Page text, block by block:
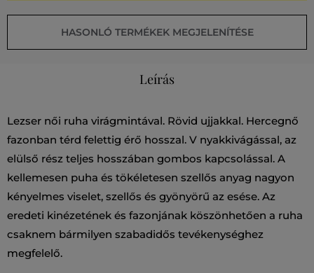
HASONLÓ TERMÉKEK MEGJELENÍTÉSE
Leírás
Lezser női ruha virágmintával. Rövid ujjakkal. Hercegnő
fazonban térd felettig érő hosszal. V nyakkivágással, az
elülső rész teljes hosszában gombos kapcsolással. A
kellemesen puha és tökéletesen szellős anyag nagyon
kényelmes viselet, szellős és gyönyörű az esése. Az
eredeti kinézetének és fazonjának köszönhetően a ruha
csaknem bármilyen szabadidős tevékenységhez
megfelelő.